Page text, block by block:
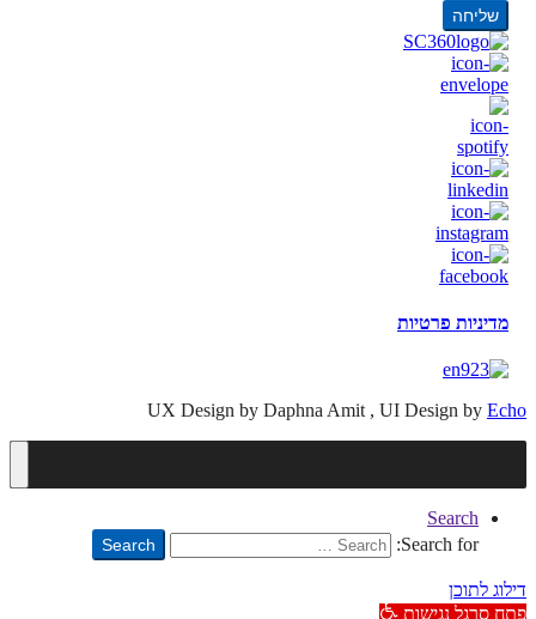
שליחה
מדיניות פרטיות
UX Design by Daphna Amit , UI Design by Echo
Search
Search for:
Search
דילוג לתוכן
פתח סרגל נגישות